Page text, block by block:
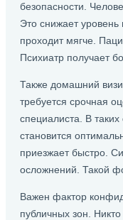
безопасности.
Это снижает уровень
проходит мягче.
Психиатр получает
Также домашний
требуется срочная
специалиста. В
становится
приезжает быстро.
осложнений. Такой
Важен фактор
публичных зон.